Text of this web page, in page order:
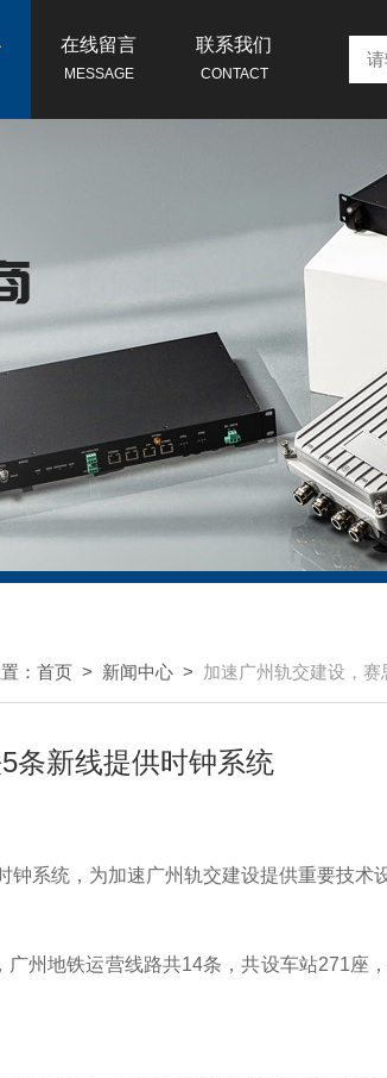
在线留言
MESSAGE
联系我们
CONTACT
： 首页 > 新闻中心 > 加速广州轨交建设，
条新线提供时钟系统
统，为加速广州轨交建设提供重要技术设
地铁运营线路共14条，共设车站271座